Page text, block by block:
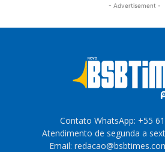
- Advertisement -
Contato WhatsApp: +55
Atendimento de segunda a
Email: